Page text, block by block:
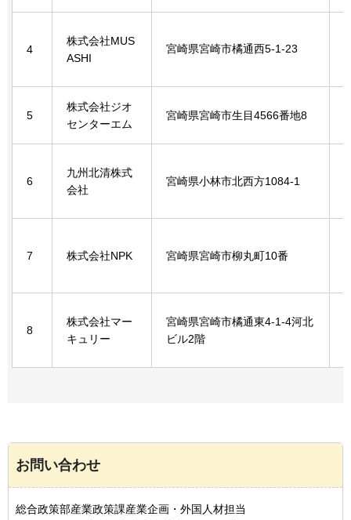
4
株式会社MUS
ASHI
宮崎県宮崎市橘通西5-1-23
5
株式会社ジオ
センターエム
宮崎県宮崎市生目4566番地8
6
九州北清株式
会社
宮崎県小林市北西方1084-1
7 株式会社NPK 宮崎県宮崎市柳丸町10番
8
株式会社マー
キュリー
宮崎県宮崎市橘通東4-1-4河北
ビル2階
お問い合わせ
総合政策部産業政策課産業企画・外国人材担当